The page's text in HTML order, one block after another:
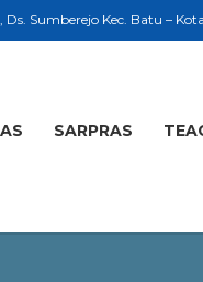
Ds. Sumberejo Kec. Batu –
SARPRAS